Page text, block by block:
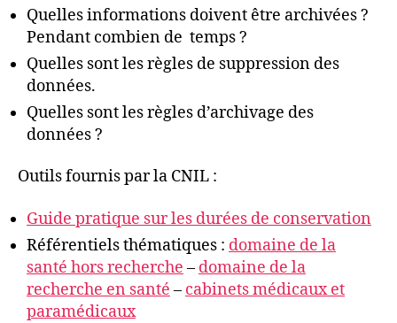
Quelles informations doivent être archivées ?
Pendant combien de temps ?
Quelles sont les règles de suppression des
données.
Quelles sont les règles d’archivage des
données ?
Outils fournis par la CNIL :
Guide pratique sur les durées de conservation
Référentiels thématiques : domaine de la
santé hors recherche – domaine de la
recherche en santé – cabinets médicaux et
paramédicaux